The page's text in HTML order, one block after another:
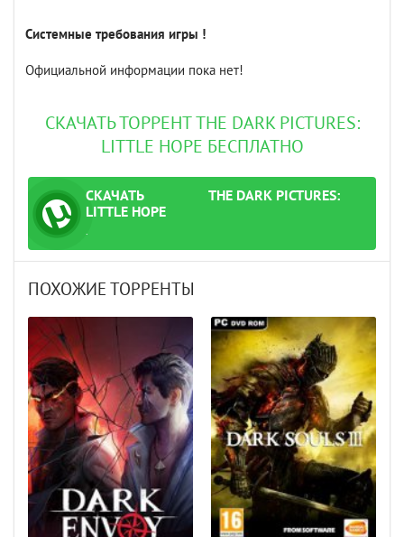
Системные требования игры !
Официальной информации пока нет!
СКАЧАТЬ ТОРРЕНТ THE DARK PICTURES:
LITTLE HOPE БЕСПЛАТНО
СКАЧАТЬ
ТОРРЕНТ
THE DARK PICTURES:
LITTLE HOPE
.
ПОХОЖИЕ ТОРРЕНТЫ